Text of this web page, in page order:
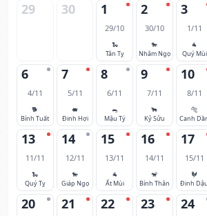
29 30 1
29/10
🐍
Tân Tỵ
2
30/10
🐎
Nhâm Ngọ
3
1/11
🐐
Quý Mùi
6
4/11
🐕
Bính Tuất
7
5/11
🐖
Đinh Hợi
8
6/11
🐀
Mậu Tý
9
7/11
🐂
Kỷ Sửu
10
8/11
🐅
Canh
13
11/11
🐍
Quý Tỵ
14
12/11
🐎
Giáp Ngọ
15
13/11
🐐
Ất Mùi
16
14/11
🐒
Bính Thân
17
15/11
🐓
Đinh Dậu
20 21 22 23 24